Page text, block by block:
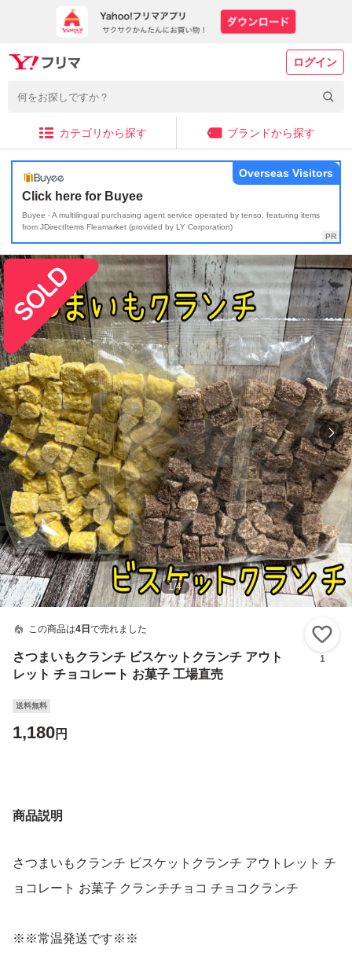
ログイン
カテゴリから探す ブランドから探す
Click here for Buyee
Buyee - A multilingual purchasing agent service operated by tenso, featuring items
from JDirectItems Fleamarket (provided by LY Corporation)
Overseas Visitors
1/4
この商品は4日 で売れました
さつまいもクランチ ビスケットクランチ アウト
レット チョコレート お菓子 工場直売
1
送料無料
1,180円
商品説明
さつまいもクランチ ビスケットクランチ アウトレット チ
ョコレート お菓子 クランチチョコ チョコクランチ
※※常温発送です※※